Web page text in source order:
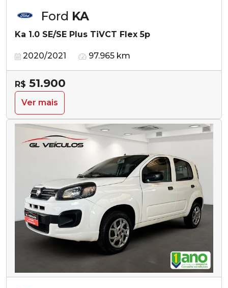
Ford KA
Ka 1.0 SE/SE Plus TiVCT Flex 5p
2020/2021 97.965 km
R$ 51.900
Ver mais